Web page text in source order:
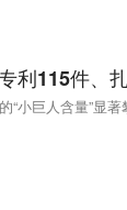
利115件、
小巨人含量”显